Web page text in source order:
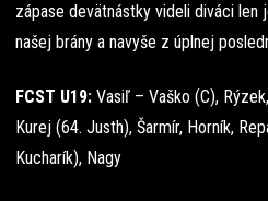
zápase devätnástky videli diváci len
našej brány a navyše z úplnej
FCST U19: Vasiľ – Vaško (C),
Kurej (64. Justh), Šarmír, Horník,
Kucharík), Nagy